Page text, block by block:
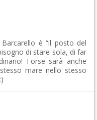
Barcarello è “il posto del
di stare sola, di far
Forse sarà anche
mare nello stesso